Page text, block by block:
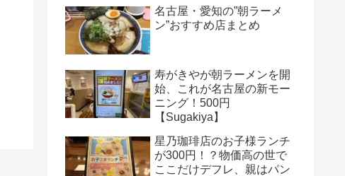
名古屋・愛知の”朝ラーメ
ン”おすすめ店まとめ
寿がきやが朝ラーメンを開
始、これが名古屋の新モー
ニング！500円
【Sugakiya】
星乃珈琲店のお子様ランチ
が300円！？物価高の世で
ここだけデフレ、親はパン